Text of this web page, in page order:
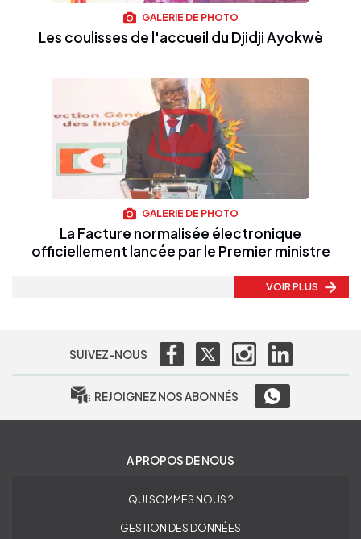
GALERIE DE PHOTO
Les coulisses de l'accueil du Djidji Ayokwè
GALERIE DE PHOTO
La Facture normalisée électronique
officiellement lancée par le Premier ministre
VOIR PLUS
SUIVEZ-NOUS
REJOIGNEZ NOS ABONNÉS
A PROPOS DE NOUS
QUI SOMMES NOUS ?
GESTION DES DONNÉES